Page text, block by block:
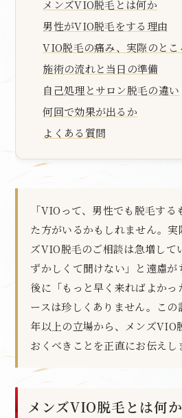
メンズVIO脱毛とは何か
男性がVIO脱毛をする理由
VIO脱毛の痛み、実際のとこ
施術の流れと当日の準備
自己処理とサロン脱毛の違い
何回で効果が出るか
よくある質問
「VIOって、男性でも脱毛する
た方がいるかもしれません。
ズVIO脱毛のご相談は急増して
ずかしくて聞けない」と遠慮
後に「もっと早く来ればよかっ
ースは珍しくありません。こ
年以上の立場から、メンズVIO
おくべきことを正直にお伝えし
メンズVIO脱毛とは何か